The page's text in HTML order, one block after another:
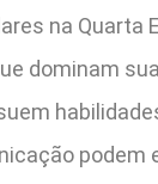
na Quarta
dominam
podem